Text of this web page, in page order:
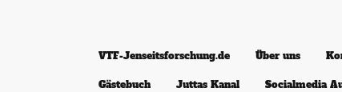
VTF-Jenseitsforschung.de Über uns
Gästebuch Juttas Kanal Socialmedia